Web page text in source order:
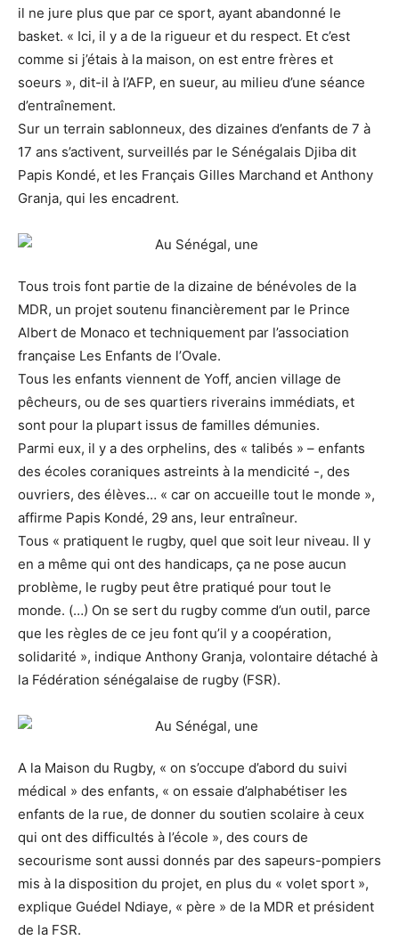
il ne jure plus que par ce sport, ayant abandonné le
basket. « Ici, il y a de la rigueur et du respect. Et c’est
comme si j’étais à la maison, on est entre frères et
soeurs », dit-il à l’AFP, en sueur, au milieu d’une séance
d’entraînement.
Sur un terrain sablonneux, des dizaines d’enfants de 7 à
17 ans s’activent, surveillés par le Sénégalais Djiba dit
Papis Kondé, et les Français Gilles Marchand et Anthony
Granja, qui les encadrent.
Tous trois font partie de la dizaine de bénévoles de la
MDR, un projet soutenu financièrement par le Prince
Albert de Monaco et techniquement par l’association
française Les Enfants de l’Ovale.
Tous les enfants viennent de Yoff, ancien village de
pêcheurs, ou de ses quartiers riverains immédiats, et
sont pour la plupart issus de familles démunies.
Parmi eux, il y a des orphelins, des « talibés » – enfants
des écoles coraniques astreints à la mendicité -, des
ouvriers, des élèves… « car on accueille tout le monde »,
affirme Papis Kondé, 29 ans, leur entraîneur.
Tous « pratiquent le rugby, quel que soit leur niveau. Il y
en a même qui ont des handicaps, ça ne pose aucun
problème, le rugby peut être pratiqué pour tout le
monde. (…) On se sert du rugby comme d’un outil, parce
que les règles de ce jeu font qu’il y a coopération,
solidarité », indique Anthony Granja, volontaire détaché à
la Fédération sénégalaise de rugby (FSR).
A la Maison du Rugby, « on s’occupe d’abord du suivi
médical » des enfants, « on essaie d’alphabétiser les
enfants de la rue, de donner du soutien scolaire à ceux
qui ont des difficultés à l’école », des cours de
secourisme sont aussi donnés par des sapeurs-pompiers
mis à la disposition du projet, en plus du « volet sport »,
explique Guédel Ndiaye, « père » de la MDR et président
de la FSR.